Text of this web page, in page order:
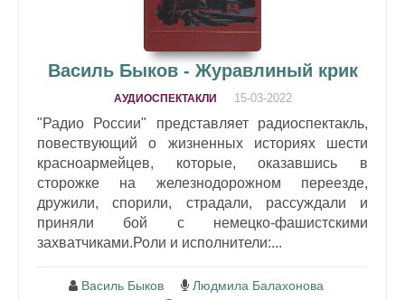
Василь Быков - Журавлиный крик
АУДИОСПЕКТАКЛИ 15-03-2022
"Радио России" представляет радиоспектакль,
повествующий о жизненных историях шести
красноармейцев, которые, оказавшись в
сторожке на железнодорожном переезде,
дружили, спорили, страдали, рассуждали и
приняли бой с немецко-фашистскими
захватчиками.Роли и исполнители:...
Василь Быков
Людмила Балахонова